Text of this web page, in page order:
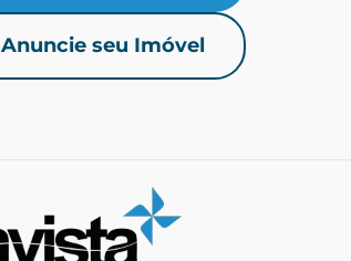
Anuncie seu Imóvel